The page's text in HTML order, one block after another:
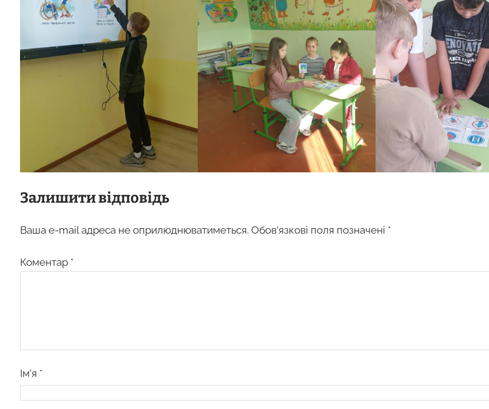
Залишити відповідь
Ваша e-mail адреса не оприлюднюватиметься. Обов’язкові поля позначені *
Коментар *
Ім’я *